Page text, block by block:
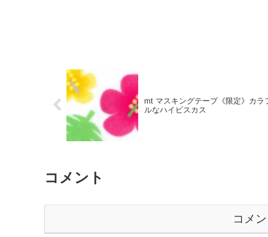
mt マスキングテープ《限定》カラ
ルなハイビスカス
コメント
コメ